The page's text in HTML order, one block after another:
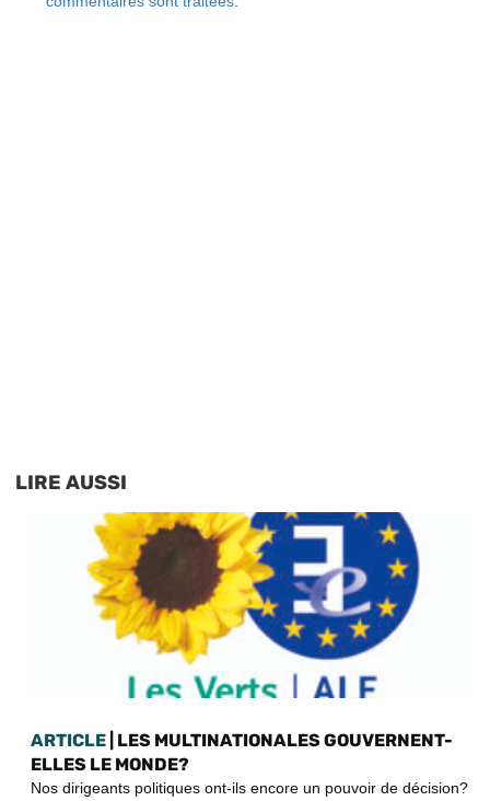
LIRE AUSSI
ARTICLE | LES MULTINATIONALES GOUVERNENT-
ELLES LE MONDE?
Nos dirigeants politiques ont-ils encore un pouvoir de décision?